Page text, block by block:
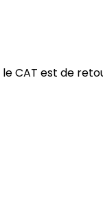
CAT est de